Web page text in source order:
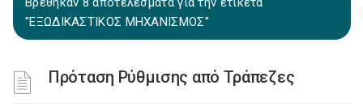
"ΕΞΩΔΙΚΑΣΤΙΚΟΣ ΜΗΧΑΝΙΣΜΟΣ"
Πρόταση Ρύθμισης από Τράπεζες